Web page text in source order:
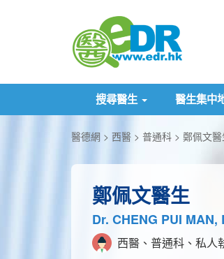
搜尋醫生 醫生集中
醫德網 西醫 普通科 鄭佩文醫
鄭佩文醫生
Dr. CHENG PUI MAN,
西醫、普通科、私人